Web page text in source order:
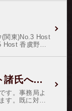
東)No.3 Host
Host 香虞野
節を迎えいよ
（ＴＯＰ３）
申し上げ、イ
十字架にかけ
たことを記
りである。復
バルトレージュ事務局よりホスト諸氏へ業務連絡
す。事務局よ
す。既に対応